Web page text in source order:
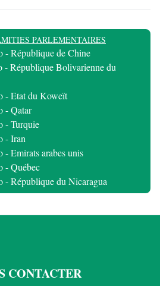
PARLEMENTAIRES
- République de Chine
- République Bolivarienne du
- Etat du Koweït
- Qatar
- Turquie
- Iran
- Emirats arabes unis
- Québec
- République du Nicaragua
CONTACTER